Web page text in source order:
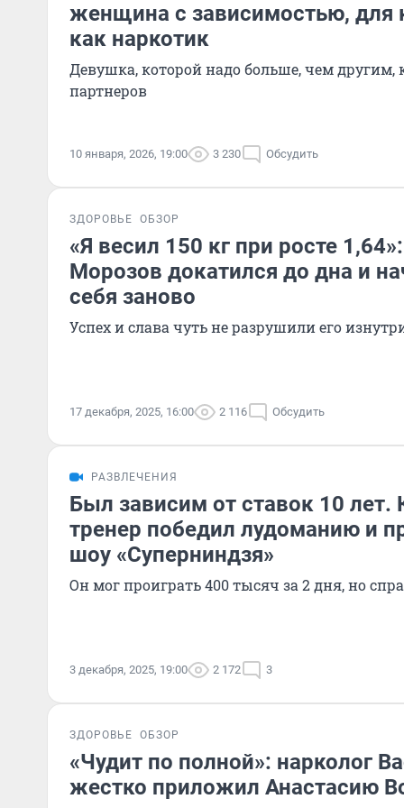
женщина с зависимостью, для
как наркотик
Девушка, которой надо больше, чем
партнеров
10 января, 2026, 19:00 3 230 Обсудить
ЗДОРОВЬЕ ОБЗОР
«Я весил 150 кг при росте
Морозов докатился до дна и
себя заново
Успех и слава чуть не разрушили его
17 декабря, 2025, 16:00 2 116 Обсудить
РАЗВЛЕЧЕНИЯ
Был зависим от ставок 10 лет.
тренер победил лудоманию и
шоу «Суперниндзя»
Он мог проиграть 400 тысяч за 2 дня, но
3 декабря, 2025, 19:00 2 172 3
ЗДОРОВЬЕ ОБЗОР
«Чудит по полной»: нарколог
жестко приложил Анастасию